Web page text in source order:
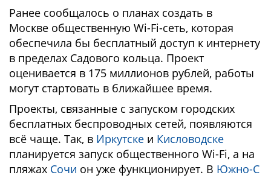
Ранее сообщалось о планах создать в
Москве общественную Wi-Fi-сеть, которая
обеспечила бы бесплатный доступ к интернету
в пределах Садового кольца. Проект
оценивается в 175 миллионов рублей, работы
могут стартовать в ближайшее время.
Проекты, связанные с запуском городских
бесплатных беспроводных сетей, появляются
всё чаще. Так, в Иркутске и Кисловодске
планируется запуск общественного Wi-Fi, а на
пляжах Сочи он уже функционирует. В Южно-С